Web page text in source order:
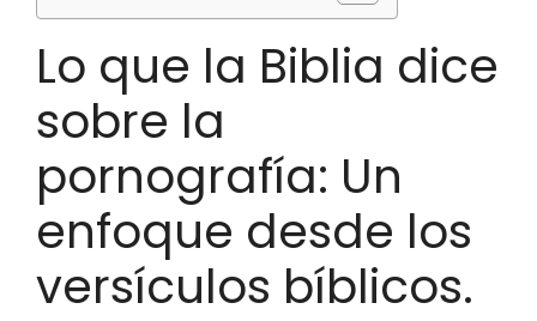
Lo que la Biblia dice
sobre la
pornografía: Un
enfoque desde los
versículos bíblicos.